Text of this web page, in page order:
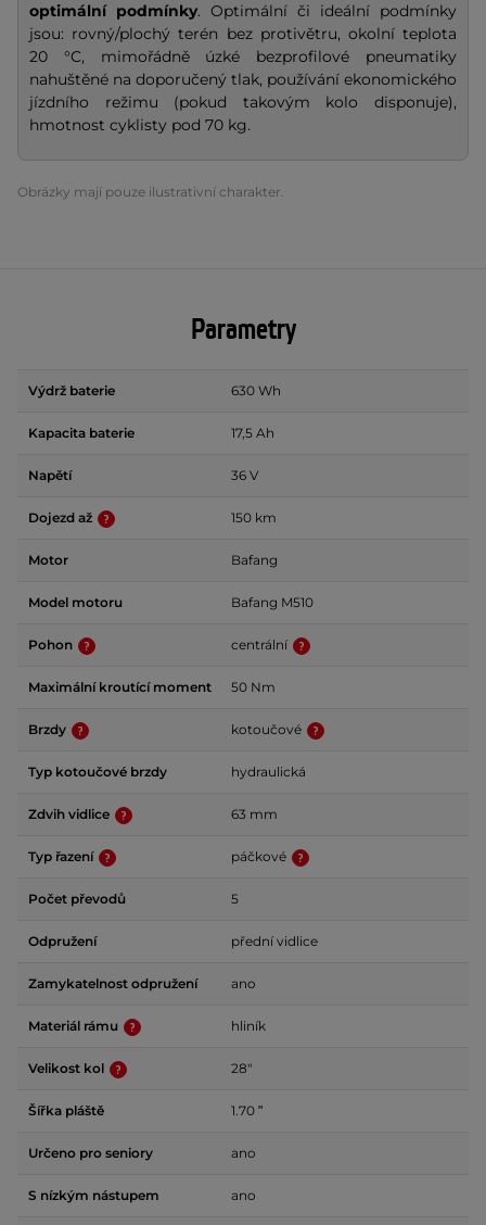
optimální podmínky. Optimální či ideální podmínky
jsou: rovný/plochý terén bez protivětru, okolní teplota
20 °C, mimořádně úzké bezprofilové pneumatiky
nahuštěné na doporučený tlak, používání ekonomického
jízdního režimu (pokud takovým kolo disponuje),
hmotnost cyklisty pod 70 kg.
Obrázky mají pouze ilustrativní charakter.
Parametry
Výdrž baterie 630 Wh
Kapacita baterie 17,5 Ah
Napětí 36 V
Dojezd až 150 km
Motor Bafang
Model motoru Bafang M510
Pohon centrální
Maximální kroutící moment 50 Nm
Brzdy kotoučové
Typ kotoučové brzdy hydraulická
Zdvih vidlice 63 mm
Typ řazení páčkové
Počet převodů 5
Odpružení přední vidlice
Zamykatelnost odpružení ano
Materiál rámu hliník
Velikost kol 28"
Šířka pláště 1.70 ʺ
Určeno pro seniory ano
S nízkým nástupem ano